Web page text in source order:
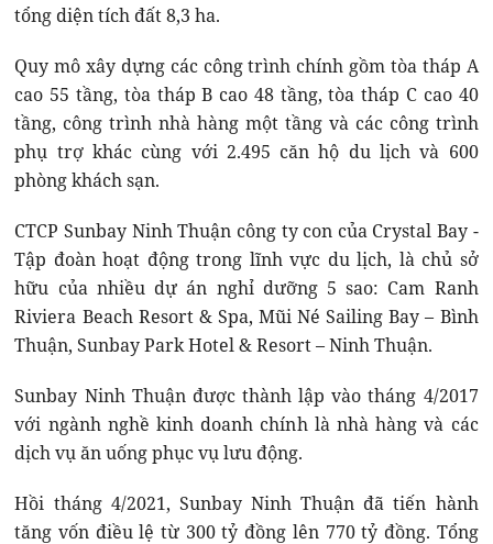
tổng diện tích đất 8,3 ha.
Quy mô xây dựng các công trình chính gồm tòa tháp A
cao 55 tầng, tòa tháp B cao 48 tầng, tòa tháp C cao 40
tầng, công trình nhà hàng một tầng và các công trình
phụ trợ khác cùng với 2.495 căn hộ du lịch và 600
phòng khách sạn.
CTCP Sunbay Ninh Thuận công ty con của Crystal Bay -
Tập đoàn hoạt động trong lĩnh vực du lịch, là chủ sở
hữu của nhiều dự án nghỉ dưỡng 5 sao: Cam Ranh
Riviera Beach Resort & Spa, Mũi Né Sailing Bay – Bình
Thuận, Sunbay Park Hotel & Resort – Ninh Thuận.
Sunbay Ninh Thuận được thành lập vào tháng 4/2017
với ngành nghề kinh doanh chính là nhà hàng và các
dịch vụ ăn uống phục vụ lưu động.
Hồi tháng 4/2021, Sunbay Ninh Thuận đã tiến hành
tăng vốn điều lệ từ 300 tỷ đồng lên 770 tỷ đồng. Tổng